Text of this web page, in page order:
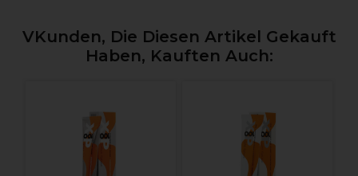
VKunden, Die Diesen Artikel Gekauft
Haben, Kauften Auch: